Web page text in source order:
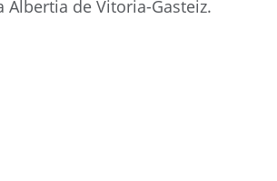
Albertia de Vitoria-Gasteiz.